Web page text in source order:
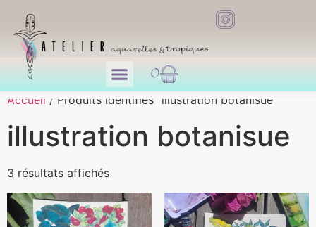
0
Accueil / Produits identifiés “illustration botanisue”
illustration botanisue
3 résultats affichés